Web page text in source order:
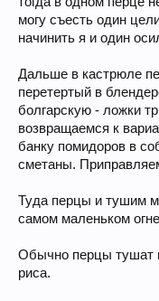
могу съесть один
начинить я и один
Дальше в кастрюле
перетертый в
болгарскую - ложки
возвращаемся к
банку помидоров в
сметаны.
Туда перцы и тушим
самом маленьком
Обычно перцы тушат
риса.